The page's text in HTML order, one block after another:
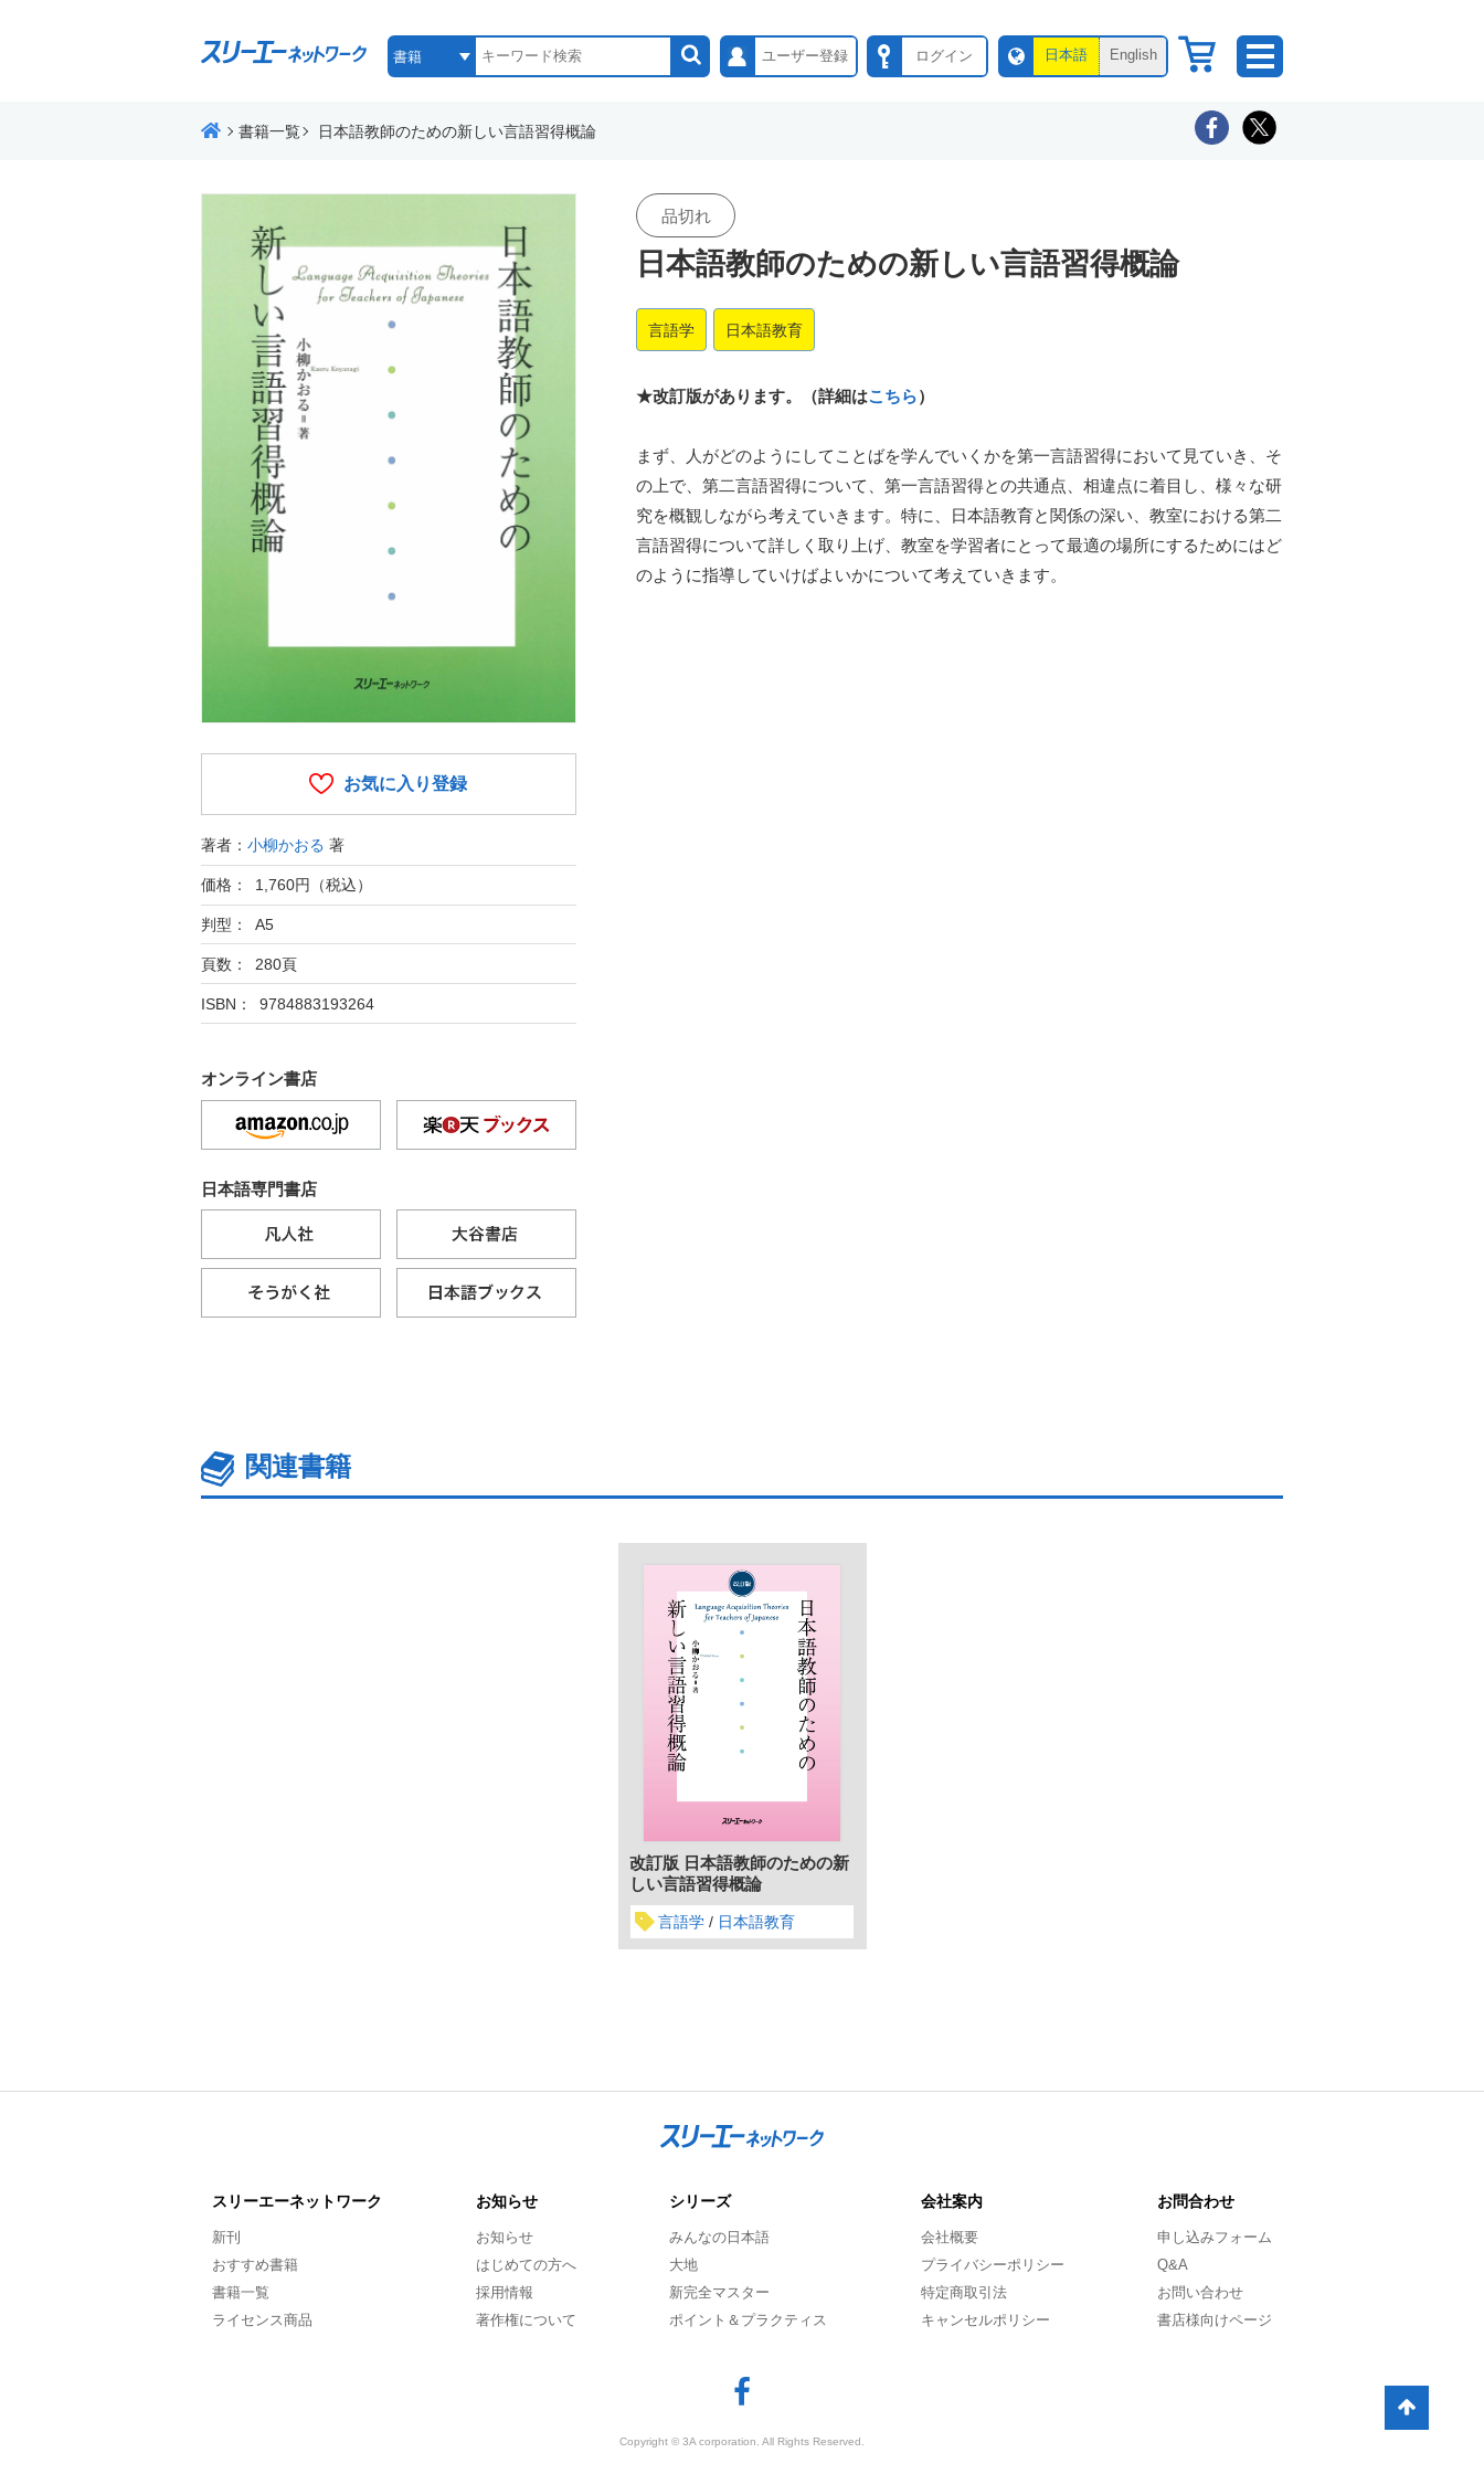
ユーザー登録 ログイン 日本語 English
書籍一覧 日本語教師のための新しい言語習得概論
品切れ
日本語教師のための新しい言語習得概論
言語学 日本語教育
★改訂版があります。（詳細はこちら）
まず、人がどのようにしてことばを学んでいくかを第一言語習得において見ていき、そ
の上で、第二言語習得について、第一言語習得との共通点、相違点に着目し、様々な研
究を概観しながら考えていきます。特に、日本語教育と関係の深い、教室における第二
言語習得について詳しく取り上げ、教室を学習者にとって最適の場所にするためにはど
のように指導していけばよいかについて考えていきます。
お気に入り登録
著者： 小柳かおる 著
価格： 1,760円（税込）
判型： A5
頁数： 280頁
ISBN： 9784883193264
オンライン書店
日本語専門書店
関連書籍
改訂版 日本語教師のための新
しい言語習得概論
言語学 日本語教育
スリーエーネットワーク
新刊
おすすめ書籍
書籍一覧
ライセンス商品
お知らせ
お知らせ
はじめての方へ
採用情報
著作権について
シリーズ
みんなの日本語
大地
新完全マスター
ポイント＆プラクティス
会社案内
会社概要
プライバシーポリシー
特定商取引法
キャンセルポリシー
お問合わせ
申し込みフォーム
Q&A
お問い合わせ
書店様向けページ
Copyright © 3A corporation. All Rights Reserved.